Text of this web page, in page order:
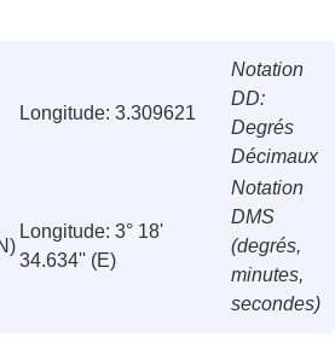
Longitude: 3.309621
Notation
DD:
Degrés
Décimaux
Longitude: 3° 18'
34.634'' (E)
Notation
DMS
(degrés,
minutes,
secondes)